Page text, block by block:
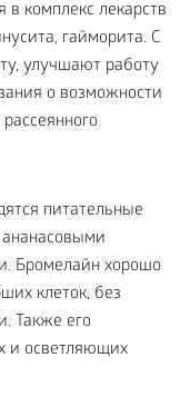
комплекс лекарств
гайморита. С
улучшают работу
о возможности
питательные
Бромелайн хорошо
клеток, без
Также его
и осветляющих